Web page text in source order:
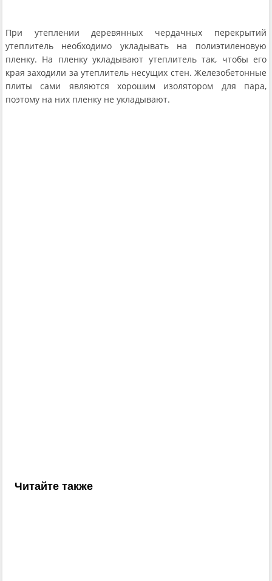
При утеплении деревянных чердачных перекрытий
утеплитель необходимо укладывать на полиэтиленовую
пленку. На пленку укладывают утеплитель так, чтобы его
края заходили за утеплитель несущих стен. Железобетонные
плиты сами являются хорошим изолятором для пара,
поэтому на них пленку не укладывают.
Читайте также